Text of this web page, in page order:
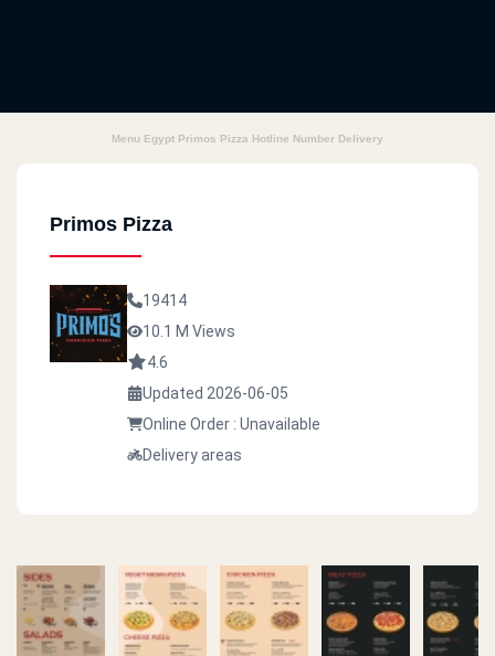
Menu Egypt Primos Pizza Hotline Number Delivery
Primos Pizza
19414
10.1 M Views
4.6
Updated 2026-06-05
Online Order : Unavailable
Delivery areas